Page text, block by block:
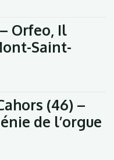
Orfeo, Il
Saint-
(46) –
de l’orgue